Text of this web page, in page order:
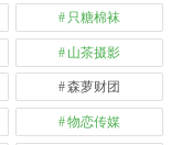
只糖棉袜
山茶摄影
森萝财团
物恋传媒